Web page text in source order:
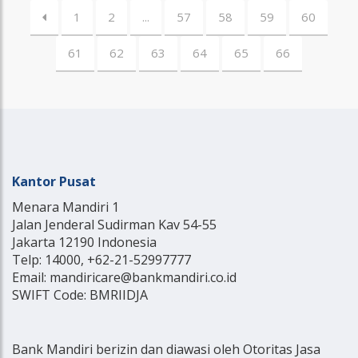
1 2 ... 57 58 59 60
61 62 63 64 65 66
Kantor Pusat
Menara Mandiri 1
Jalan Jenderal Sudirman Kav 54-55
Jakarta 12190 Indonesia
Telp: 14000, +62-21-52997777
Email: mandiricare@bankmandiri.co.id
SWIFT Code: BMRIIDJA
Bank Mandiri berizin dan diawasi oleh Otoritas Jasa